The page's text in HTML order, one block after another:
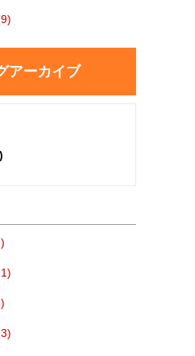
アーカイブ